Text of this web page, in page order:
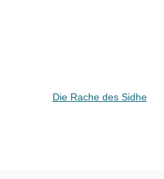
Die Rache des Sidhe